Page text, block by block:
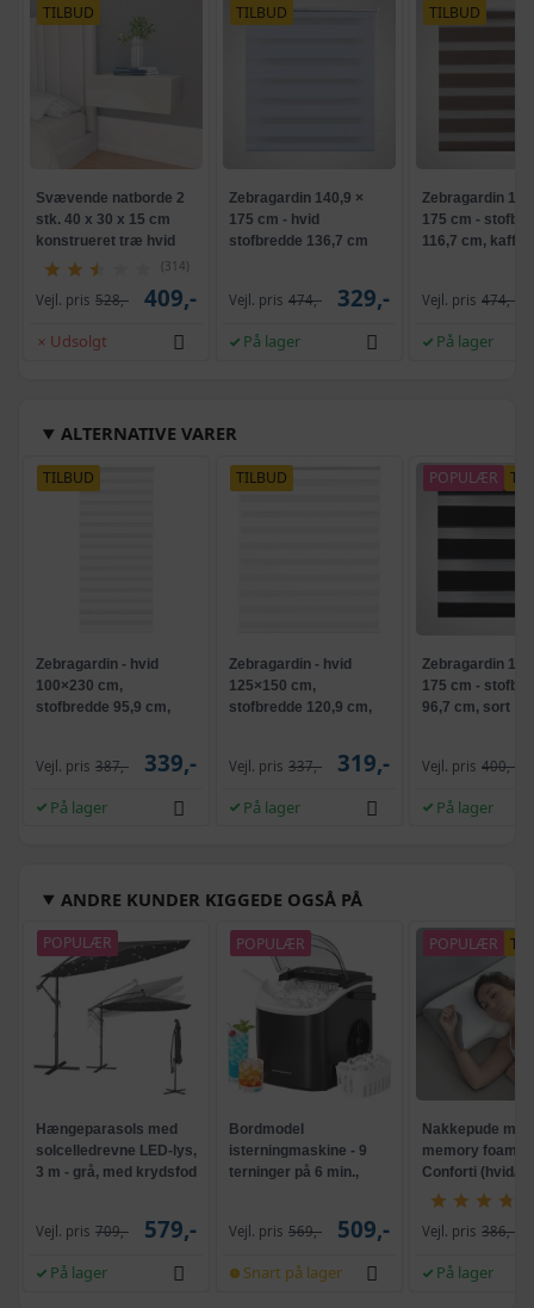
TILBUD
Svævende natborde 2
stk. 40 x 30 x 15 cm
konstrueret træ hvid
(314)
Vejl. pris 528,- 409,-
Udsolgt
TILBUD
Zebragardin 140,9 ×
175 cm - hvid
stofbredde 136,7 cm
Vejl. pris 474,- 329,-
På lager
TILBUD
Zebragardin
175 cm -
116,7 cm, kaffe
Vejl. pris 474,-
På lager
ALTERNATIVE VARER
TILBUD
Zebragardin - hvid
100×230 cm,
stofbredde 95,9 cm,
Vejl. pris 387,- 339,-
På lager
TILBUD
Zebragardin - hvid
125×150 cm,
stofbredde 120,9 cm,
Vejl. pris 337,- 319,-
På lager
POPULÆR
Zebragardin
175 cm -
96,7 cm, sort
Vejl. pris 400,-
På lager
ANDRE KUNDER KIGGEDE OGSÅ PÅ
POPULÆR
Hængeparasols med
solcelledrevne LED-lys,
3 m - grå, med krydsfod
Vejl. pris 709,- 579,-
På lager
POPULÆR
Bordmodel
isterningmaskine - 9
terninger på 6 min.,
Vejl. pris 569,- 509,-
Snart på lager
POPULÆR
Nakkepude med
memory foam -
Conforti (hvid/
Vejl. pris 386,-
På lager